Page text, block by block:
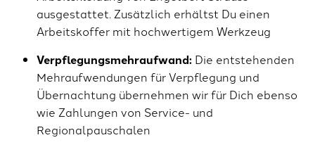
ausgestattet. Zusätzlich erhältst Du einen
Arbeitskoffer mit hochwertigem Werkzeug
Verpflegungsmehraufwand: Die entstehenden
Mehraufwendungen für Verpflegung und
Übernachtung übernehmen wir für Dich ebenso
wie Zahlungen von Service- und
Regionalpauschalen